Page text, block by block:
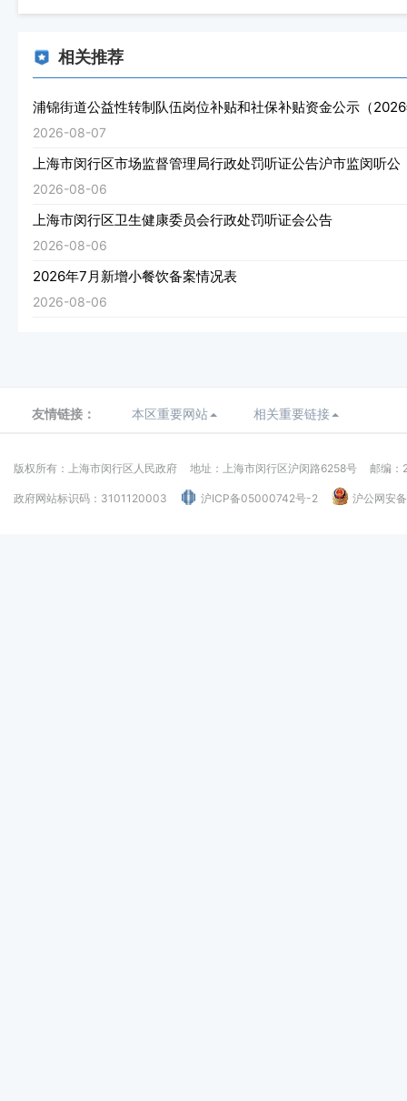
相关推荐
浦锦街道公益性转制队伍岗位补贴和社保补贴资金公示（
2026-08-07
上海市闵行区市场监督管理局行政处罚听证公告沪市监闵听
2026-08-06
上海市闵行区卫生健康委员会行政处罚听证会公告
2026-08-06
2026年7月新增小餐饮备案情况表
2026-08-06
友情链接： 本区重要网站 相关重要链接
版权所有：上海市闵行区人民政府 地址：上海市闵行区沪闵路6258号 邮编：
政府网站标识码：3101120003 沪ICP备05000742号-2 沪公网安